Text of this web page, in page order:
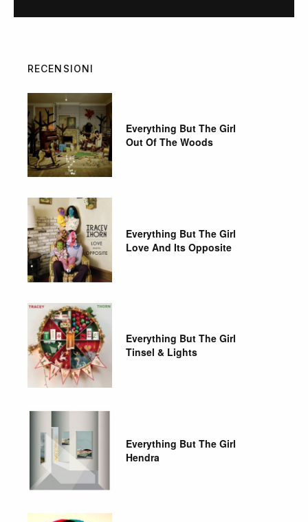
RECENSIONI
Everything But The Girl
Out Of The Woods
Everything But The Girl
Love And Its Opposite
Everything But The Girl
Tinsel & Lights
Everything But The Girl
Hendra